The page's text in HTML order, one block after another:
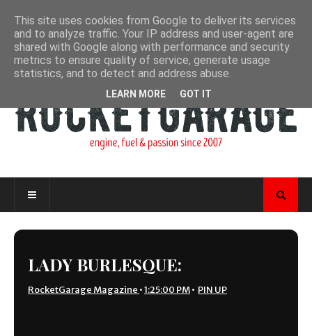
LADY BURLESQUE:
RocketGarage Magazine •1:25:00 PM• PIN UP
This site uses cookies from Google to deliver its services
and to analyze traffic. Your IP address and user-agent are
shared with Google along with performance and security
metrics to ensure quality of service, generate usage
statistics, and to detect and address abuse.
LEARN MORE GOT IT